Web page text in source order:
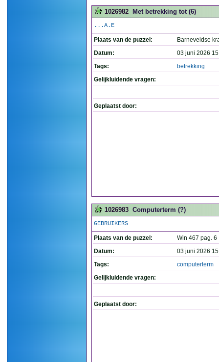
1026982 Met betrekking tot (6)
...A.E
Plaats van de puzzel:
Barneveldse
Datum:
03 juni 2026
Tags:
betrekking
Gelijkluidende vragen:
Geplaatst door:
1026983 Computerterm (?)
GEBRUIKERS
Plaats van de puzzel:
Win 467 pag. 6
Datum:
03 juni 2026
Tags:
computerterm
Gelijkluidende vragen:
Geplaatst door: